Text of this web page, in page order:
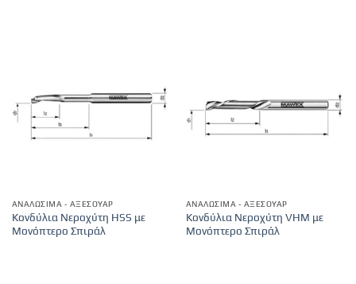
ΑΝΑΛΏΣΙΜΑ - ΑΞΕΣΟΥΆΡ
Κονδύλια Νεροχύτη HSS με
Μονόπτερο Σπιράλ
ΑΝΑΛΏΣΙΜΑ - ΑΞΕΣΟΥΆΡ
Κονδύλια Νεροχύτη VHM με
Μονόπτερο Σπιράλ